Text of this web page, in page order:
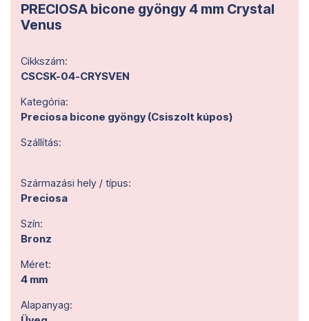
PRECIOSA bicone gyöngy 4 mm Crystal
Venus
Cikkszám:
CSCSK-04-CRYSVEN
Kategória:
Preciosa bicone gyöngy (Csiszolt kúpos)
Szállítás:
Származási hely / típus:
Preciosa
Szín:
Bronz
Méret:
4 mm
Alapanyag: